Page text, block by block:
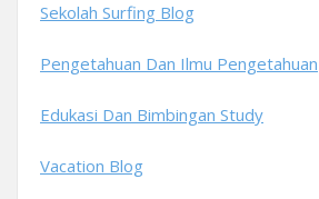
Sekolah Surfing Blog
Pengetahuan Dan Ilmu Pengetahuan
Edukasi Dan Bimbingan Study
Vacation Blog